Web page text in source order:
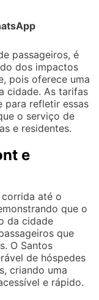
passageiros, é
dos impactos
pois oferece uma
cidade. As tarifas
para refletir essas
o serviço de
e residentes.
e
até o
que o
da cidade
que
O Santos
de hóspedes
criando uma
e rápido.